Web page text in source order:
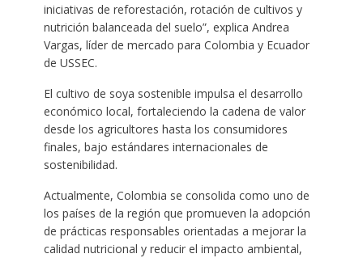
iniciativas de reforestación, rotación de cultivos y
nutrición balanceada del suelo”, explica Andrea
Vargas, líder de mercado para Colombia y Ecuador
de USSEC.
El cultivo de soya sostenible impulsa el desarrollo
económico local, fortaleciendo la cadena de valor
desde los agricultores hasta los consumidores
finales, bajo estándares internacionales de
sostenibilidad.
Actualmente, Colombia se consolida como uno de
los países de la región que promueven la adopción
de prácticas responsables orientadas a mejorar la
calidad nutricional y reducir el impacto ambiental,